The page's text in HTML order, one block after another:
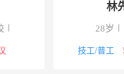
林
28岁
技工/普工